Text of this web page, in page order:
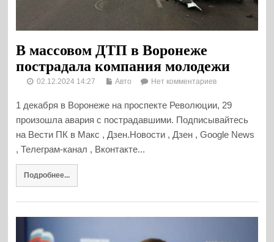
В массовом ДТП в Воронеже
пострадала компания молодежи
02.12.2024 14:27 Авто Нет комментариев
1 декабря в Воронеже на проспекте Революции, 29
произошла авария с пострадавшими. Подписывайтесь
на Вести ПК в Макс , Дзен.Новости , Дзен , Google News
, Телеграм-канал , Вконтакте...
Подробнее...